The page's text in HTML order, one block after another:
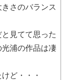
さのバランス
見てて思った
浦の作品は凄
ど・・・